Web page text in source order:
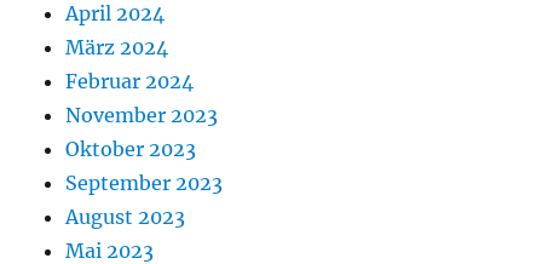
April 2024
März 2024
Februar 2024
November 2023
Oktober 2023
September 2023
August 2023
Mai 2023